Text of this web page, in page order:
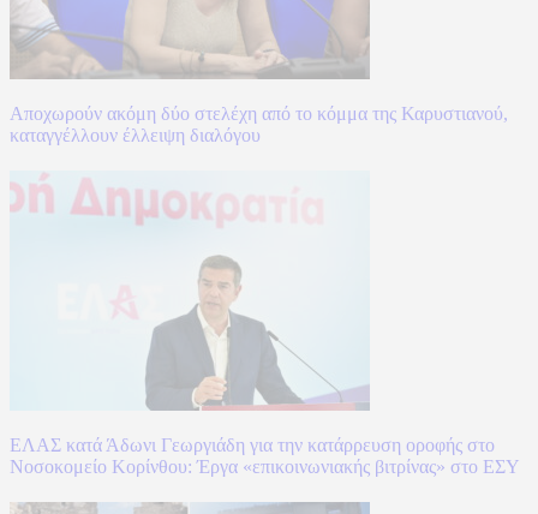
Αποχωρούν ακόμη δύο στελέχη από το κόμμα της Καρυστιανού,
καταγγέλλουν έλλειψη διαλόγου
ΕΛΑΣ κατά Άδωνι Γεωργιάδη για την κατάρρευση οροφής στο
Νοσοκομείο Κορίνθου: Έργα «επικοινωνιακής βιτρίνας» στο ΕΣΥ